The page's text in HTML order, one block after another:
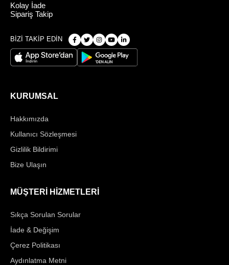
Kolay İade
Sipariş Takip
BİZİ TAKİP EDİN
KURUMSAL
Hakkımızda
Kullanıcı Sözleşmesi
Gizlilik Bildirimi
Bize Ulaşın
MÜŞTERİ HİZMETLERİ
Sıkça Sorulan Sorular
İade & Değişim
Çerez Politikası
Aydınlatma Metni